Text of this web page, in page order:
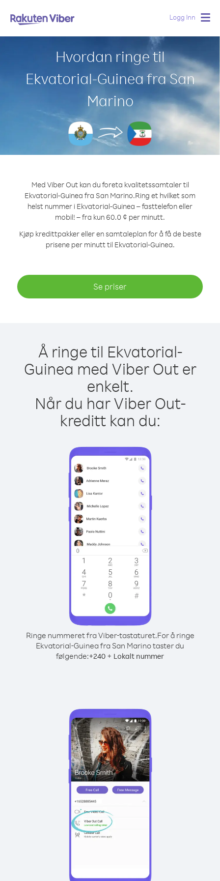
Logg Inn
Hvordan ringe til
Ekvatorial-Guinea fra San
Marino
Med Viber Out kan du foreta kvalitetssamtaler til
Ekvatorial-Guinea fra San Marino.Ring et hvilket som
helst nummer i Ekvatorial-Guinea – fasttelefon eller
mobil! – fra kun 60.0 ¢ per minutt.
Kjøp kredittpakker eller en samtaleplan for å få de beste
prisene per minutt til Ekvatorial-Guinea.
Se priser
Å ringe til Ekvatorial-
Guinea med Viber Out er
enkelt.
Når du har Viber Out-
kreditt kan du:
Ringe nummeret fra Viber-tastaturet.For å ringe
Ekvatorial-Guinea fra San Marino taster du
følgende:+240 + Lokalt nummer